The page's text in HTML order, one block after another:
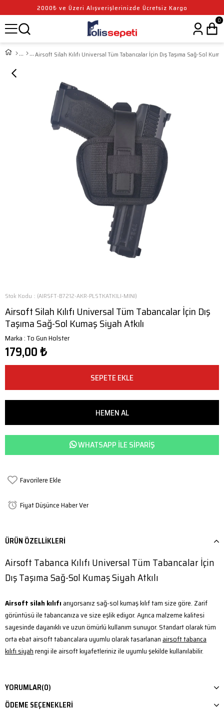
2000₺ ve Üzeri Alışverişlerinizde Ücretsiz Kargo
0
Stok Kodu (AIRSFT-B7212-AKR-PLSTKATKILI-MINI)
Airsoft Silah Kılıfı Universal Tüm Tabancalar İçin Dış
Taşıma Sağ-Sol Kumaş Siyah Atkılı
Marka:To Gun Holster
179,00 ₺
WHATSAPP ILE SIPARIŞ
Favorilere Ekle
Fiyat Düşünce Haber Ver
ÜRÜN ÖZELLIKLERI
Airsoft Tabanca Kılıfı Universal Tüm Tabancalar İçin
Dış Taşıma Sağ-Sol Kumaş Siyah Atkılı
Airsoft silah kılıfı arıyorsanız sağ-sol kumaş kılıf tam size göre. Zarif
görüntüsü ile tabancanıza ve size eşlik ediyor. Ayrıca malzeme kalitesi
sayesinde dayanıklı ve uzun ömürlü kullanım sunuyor. Standart olarak tüm
orta ebat airsoft tabancalara uyumlu olarak tasarlanan airsoft tabanca
kılıfı siyahrengi ile airsoft kıyafetleriniz ile uyumlu şekilde kullanılabilir.
YORUMLAR(0)
ÖDEME SEÇENEKLERI